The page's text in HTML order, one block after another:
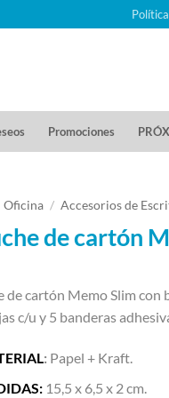
Promociones
Oficina / Accesorios de
de cartón
de cartón Memo Slim con
c/u y 5 banderas
: Papel + Kraft.
15,5 x 6,5 x 2 cm.